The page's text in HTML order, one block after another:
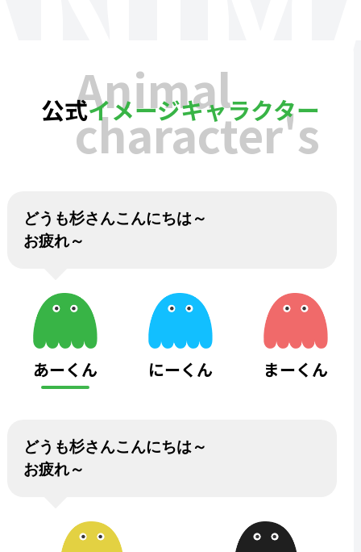
公式イメージキャラクター
Animal
character's
どうも杉さんこんにちは～
お疲れ～
あーくん にーくん まーくん
どうも杉さんこんにちは～
お疲れ～